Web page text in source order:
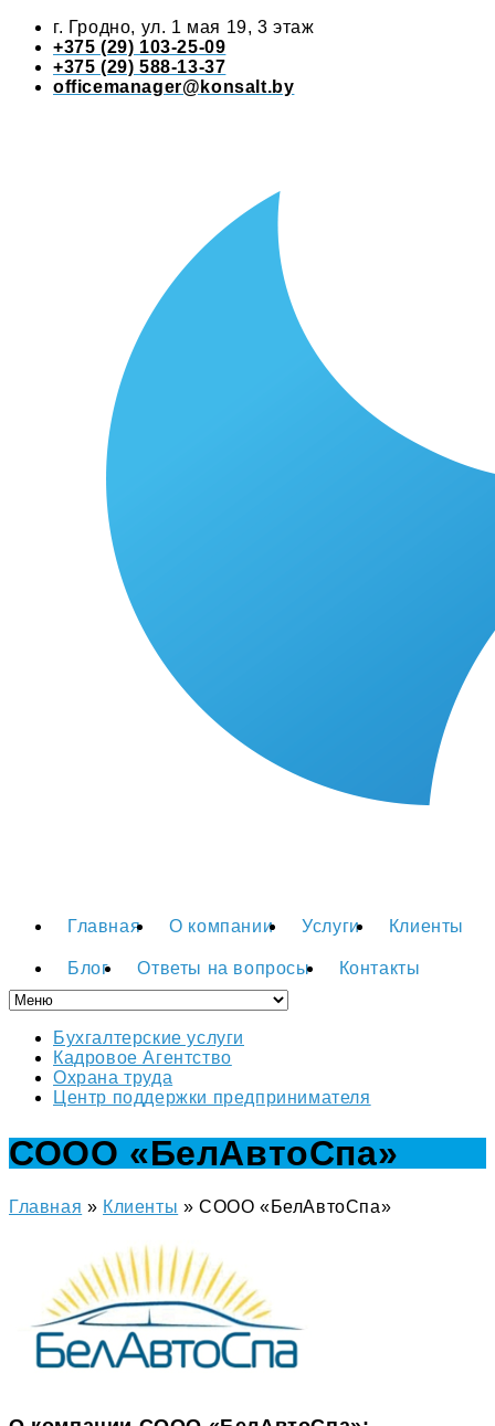
г. Гродно, ул. 1 мая 19, 3 этаж
+375 (29) 103-25-09
+375 (29) 588-13-37
officemanager@konsalt.by
Главная О компании Услуги Клиенты
Блог Ответы на вопросы Контакты
Бухгалтерские услуги
Кадровое Агентство
Охрана труда
Центр поддержки предпринимателя
СООО «БелАвтоСпа»
Главная » Клиенты »СООО «БелАвтоСпа»